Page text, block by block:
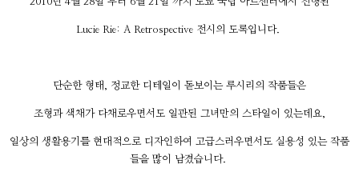
Lucie Rie: A Retrospective 전시의 도록입니다.
단순한 형태, 정교한 디테일이 돋보이는 루시리의 작품들은
조형과 색채가 다채로우면서도 일관된 그녀만의 스타일이 있는데요,
일상의 생활용기를 현대적으로 디자인하여 고급스러우면서도 실용성 있는 작품
들을 많이 남겼습니다.